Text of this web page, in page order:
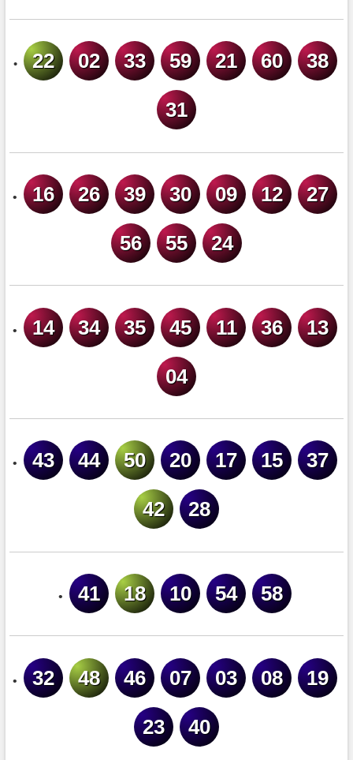
• 22 02 33 59 21 60 38
31
• 16 26 39 30 09 12 27
56 55 24
• 14 34 35 45 11 36 13
04
• 43 44 50 20 17 15 37
42 28
• 41 18 10 54 58
• 32 48 46 07 03 08 19
23 40